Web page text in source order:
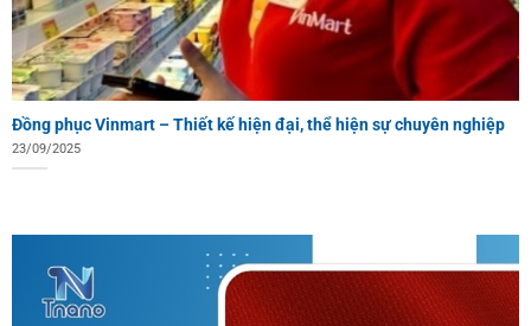
Đồng phục Vinmart – Thiết kế hiện đại, thể hiện sự chuyên nghiệp
23/09/2025